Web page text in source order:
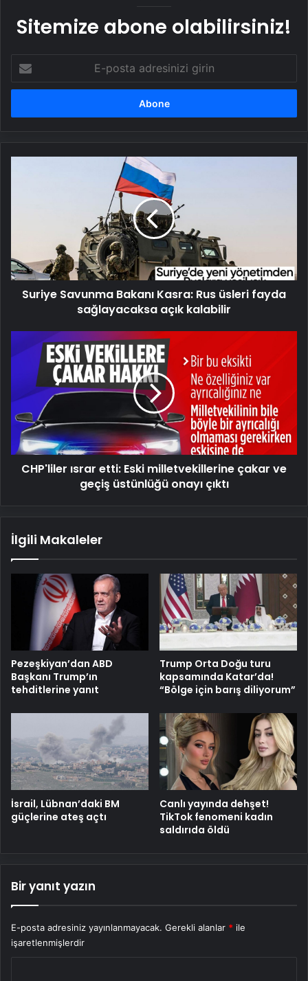
Sitemize abone olabilirsiniz!
posta
adresinizi
sağlayacaksa
açık
kalabilir
Suriye Savunma Bakanı Kasra: Rus üsleri fayda
sağlayacaksa açık kalabilir
CHP'liler
ısrar
milletvekillerine
ve
geçiş
üstünlüğü
onayı
CHP'liler ısrar etti: Eski milletvekillerine çakar ve
geçiş üstünlüğü onayı çıktı
İlgili Makaleler
Pezeşkiyan’dan ABD
Başkanı Trump’ın
tehditlerine yanıt
Trump Orta Doğu turu
kapsamında Katar’da!
“Bölge için barış diliyorum”
İsrail, Lübnan’daki BM
güçlerine ateş açtı
Canlı yayında dehşet!
TikTok fenomeni kadın
saldırıda öldü
Bir yanıt yazın
E-posta adresiniz yayınlanmayacak. Gerekli alanlar * ile
işaretlenmişlerdir